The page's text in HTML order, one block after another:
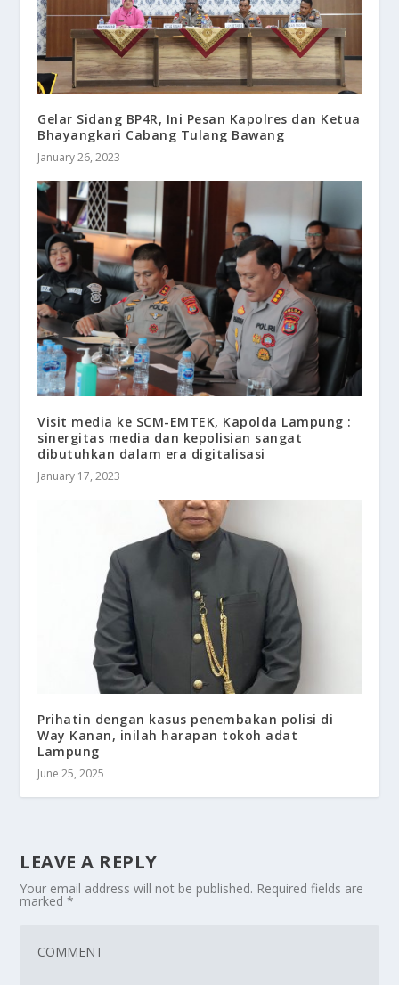
Gelar Sidang BP4R, Ini Pesan Kapolres dan Ketua
Bhayangkari Cabang Tulang Bawang
January 26, 2023
Visit media ke SCM-EMTEK, Kapolda Lampung :
sinergitas media dan kepolisian sangat
dibutuhkan dalam era digitalisasi
January 17, 2023
Prihatin dengan kasus penembakan polisi di
Way Kanan, inilah harapan tokoh adat
Lampung
June 25, 2025
LEAVE A REPLY
Your email address will not be published. Required fields are
marked*